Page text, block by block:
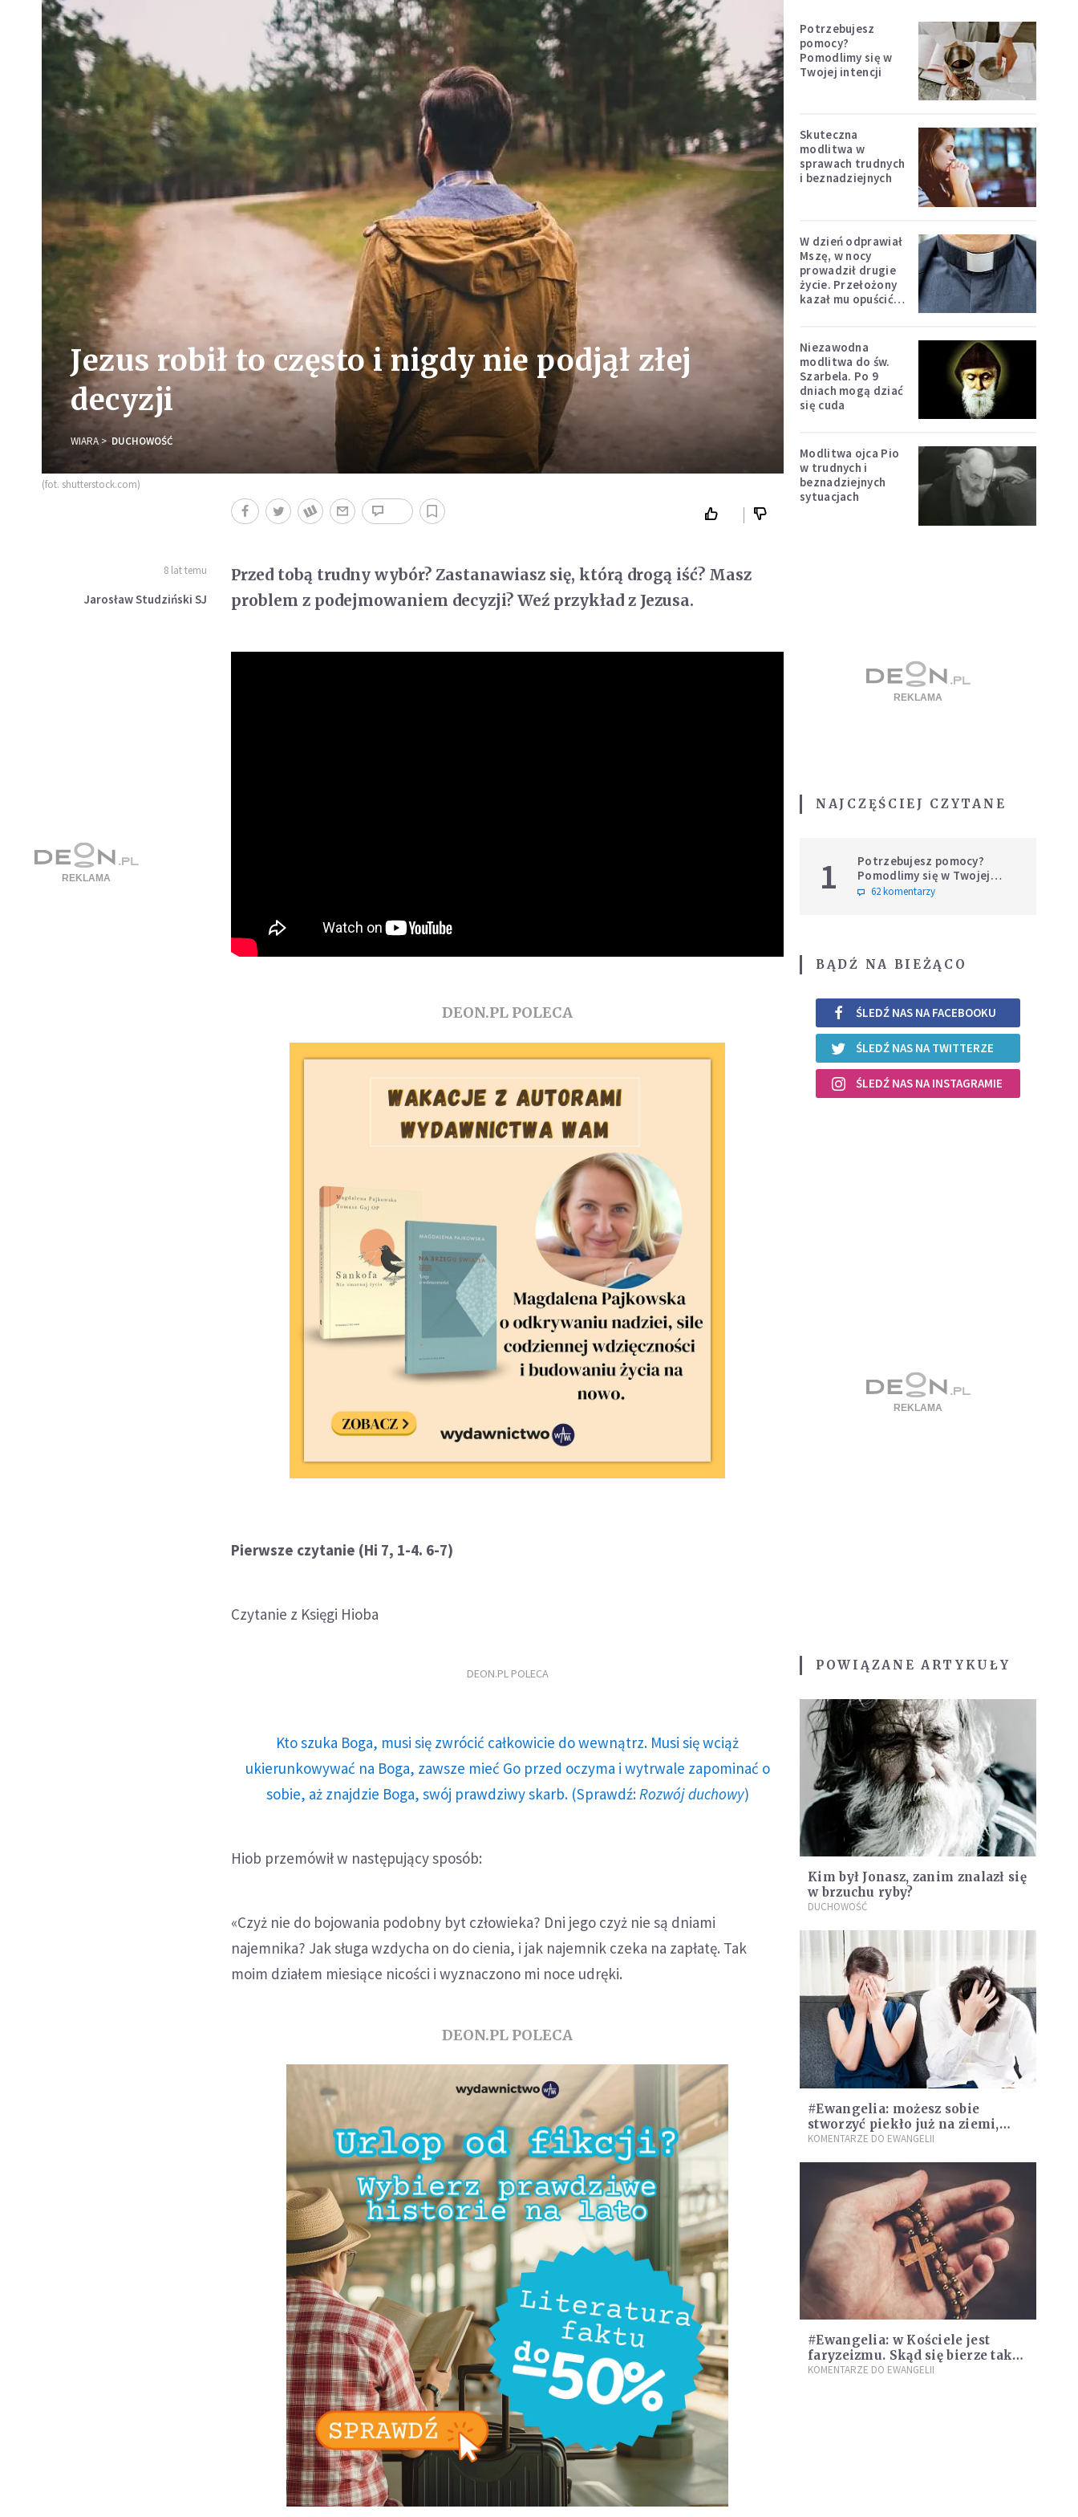
Jezus robił to często i nigdy nie podjął złej
decyzji
WIARA DUCHOWOŚĆ
(fot. shutterstock.com)
8 lat temu
Jarosław Studziński SJ
Przed tobą trudny wybór? Zastanawiasz się, którą drogą iść? Masz
problem z podejmowaniem decyzji? Weź przykład z Jezusa.
DEON.PL POLECA
Pierwsze czytanie (Hi 7, 1-4. 6-7)
Czytanie z Księgi Hioba
DEON.PL POLECA
Kto szuka Boga, musi się zwrócić całkowicie do wewnątrz. Musi się wciąż
ukierunkowywać na Boga, zawsze mieć Go przed oczyma i wytrwale zapominać o
sobie, aż znajdzie Boga, swój prawdziwy skarb. (Sprawdź: Rozwój duchowy)
Hiob przemówił w następujący sposób:
«Czyż nie do bojowania podobny byt człowieka? Dni jego czyż nie są dniami
najemnika? Jak sługa wzdycha on do cienia, i jak najemnik czeka na zapłatę. Tak
moim działem miesiące nicości i wyznaczono mi noce udręki.
DEON.PL POLECA
Potrzebujesz
pomocy?
Pomodlimy się w
Twojej intencji
Skuteczna
modlitwa w
sprawach trudnych
i beznadziejnych
W dzień odprawiał
Mszę, w nocy
prowadził drugie
życie. Przełożony
kazał mu opuścić
Niezawodna
modlitwa do św.
Szarbela. Po 9
dniach mogą dziać
się cuda
Modlitwa ojca Pio
w trudnych i
beznadziejnych
sytuacjach
NAJCZĘŚCIEJ CZYTANE
1
Potrzebujesz pomocy?
Pomodlimy się w Twojej
intencji
62 komentarzy
BĄDŹ NA BIEŻĄCO
ŚLEDŹ NAS NA FACEBOOKU
ŚLEDŹ NAS NA TWITTERZE
ŚLEDŹ NAS NA INSTAGRAMIE
POWIĄZANE ARTYKUŁY
Kim był Jonasz, zanim znalazł się
w brzuchu ryby?
DUCHOWOŚĆ
#Ewangelia: możesz sobie
stworzyć piekło już na ziemi,
jeśli zapomnisz o jednej rzeczy
KOMENTARZE DO EWANGELII
#Ewangelia: w Kościele jest
faryzeizmu. Skąd się bierze takie
zjawisko?
KOMENTARZE DO EWANGELII